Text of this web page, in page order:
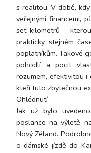
s realitou. V době,
veřejnými financemi,
set kilometrů –
prakticky stejném
poplatníkům. Takové
pohodlí a pocit
rozumem, efektivitou i
kteří tuto zbytečnou
Ohlédnutí
Jak už bylo
poslance na výletě
Nový Zéland.
o dámské jízdě do